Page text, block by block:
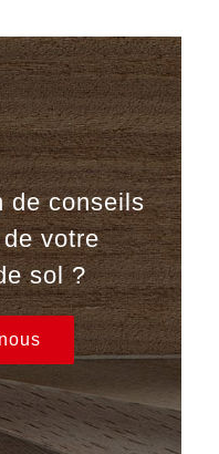
de conseils
votre
sol ?